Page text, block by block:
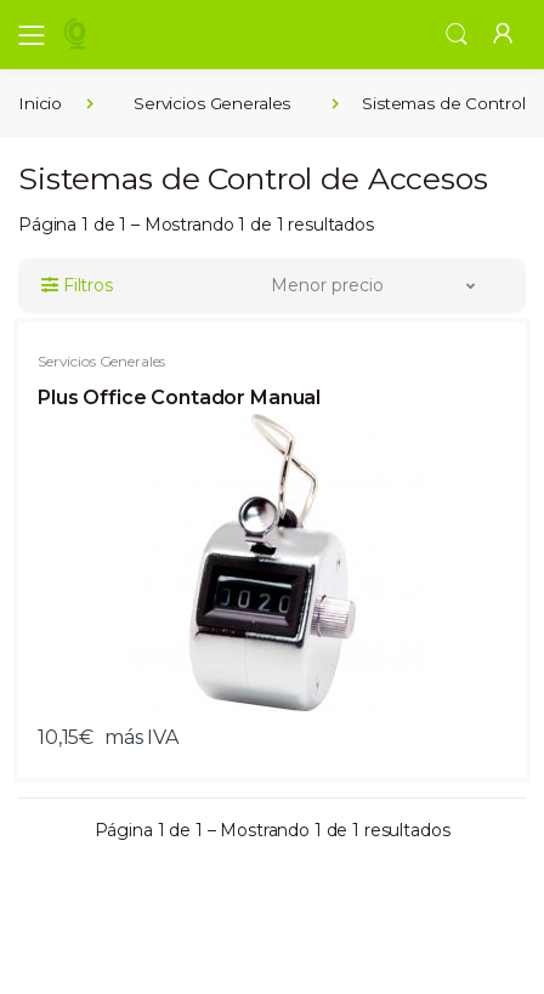
Inicio Servicios Generales Sistemas de Control
Sistemas de Control de Accesos
Página 1 de 1 – Mostrando 1 de 1 resultados
Filtros Menor precio
Servicios Generales
Plus Office Contador Manual
10,15€ más IVA
Página 1 de 1 – Mostrando 1 de 1 resultados